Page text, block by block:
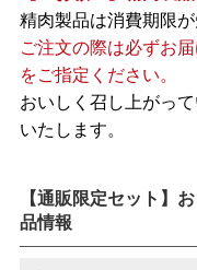
精肉製品は消費期限が
ご注文の際は必ずお
をご指定ください。
おいしく召し上がっ
いたします。
【通販限定セット】
品情報